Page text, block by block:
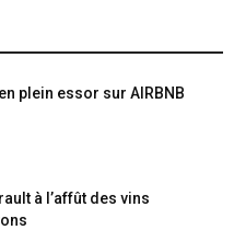
plein essor sur AIRBNB
à l’affût des vins